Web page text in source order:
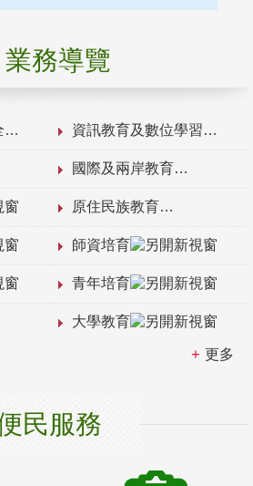
業務導覽
資訊教育及數位學習
國際及兩岸教育
原住民族教育
師資培育
青年培育
大學教育
更多
民服務